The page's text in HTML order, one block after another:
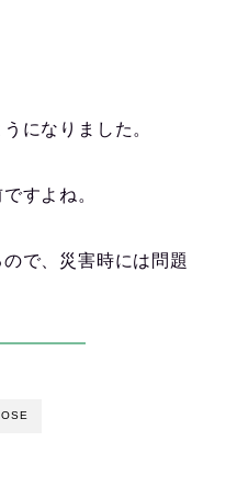
になりました。
すよね。
で、災害時には問題